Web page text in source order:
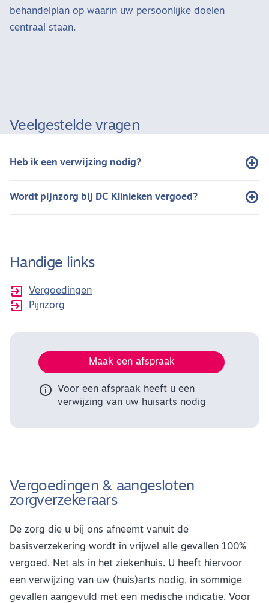
behandelplan op waarin uw persoonlijke doelen
centraal staan.
Veelgestelde vragen
Heb ik een verwijzing nodig?
Wordt pijnzorg bij DC Klinieken vergoed?
Handige links

Vergoedingen
 Pijnzorg
Maak een afspraak

Voor een afspraak heeft u een
verwijzing van uw huisarts nodig
Vergoedingen & aangesloten
zorgverzekeraars
De zorg die u bij ons afneemt vanuit de
basisverzekering wordt in vrijwel alle gevallen 100%
vergoed. Net als in het ziekenhuis. U heeft hiervoor
een verwijzing van uw (huis)arts nodig, in sommige
gevallen aangevuld met een medische indicatie. Voor